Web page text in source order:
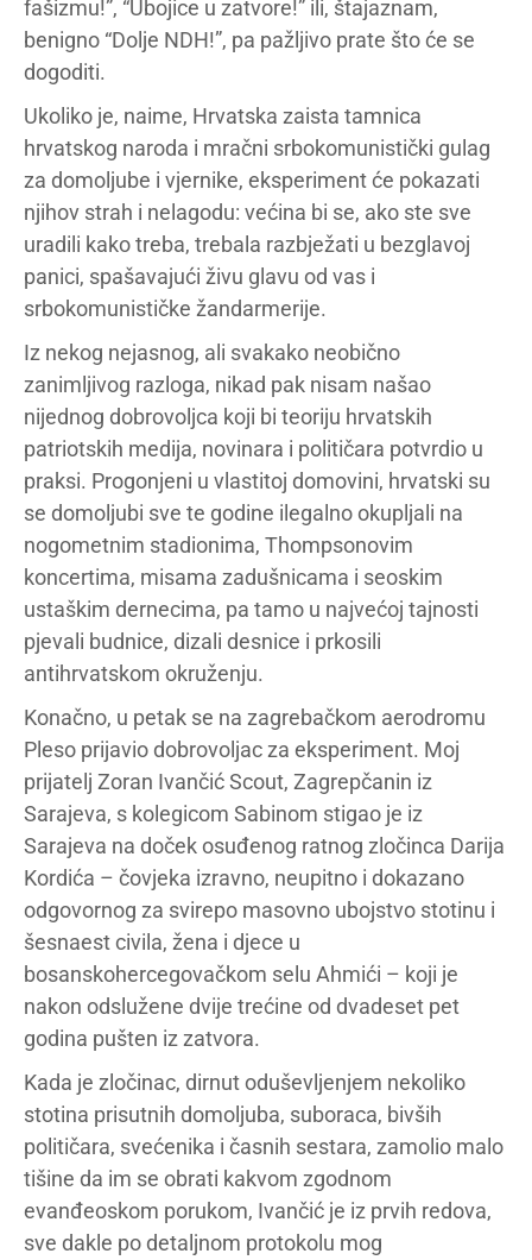
fašizmu!”, “Ubojice u zatvore!” ili, štajaznam,
benigno “Dolje NDH!”, pa pažljivo prate što će se
dogoditi.
Ukoliko je, naime, Hrvatska zaista tamnica
hrvatskog naroda i mračni srbokomunistički gulag
za domoljube i vjernike, eksperiment će pokazati
njihov strah i nelagodu: većina bi se, ako ste sve
uradili kako treba, trebala razbježati u bezglavoj
panici, spašavajući živu glavu od vas i
srbokomunističke žandarmerije.
Iz nekog nejasnog, ali svakako neobično
zanimljivog razloga, nikad pak nisam našao
nijednog dobrovoljca koji bi teoriju hrvatskih
patriotskih medija, novinara i političara potvrdio u
praksi. Progonjeni u vlastitoj domovini, hrvatski su
se domoljubi sve te godine ilegalno okupljali na
nogometnim stadionima, Thompsonovim
koncertima, misama zadušnicama i seoskim
ustaškim dernecima, pa tamo u najvećoj tajnosti
pjevali budnice, dizali desnice i prkosili
antihrvatskom okruženju.
Konačno, u petak se na zagrebačkom aerodromu
Pleso prijavio dobrovoljac za eksperiment. Moj
prijatelj Zoran Ivančić Scout, Zagrepčanin iz
Sarajeva, s kolegicom Sabinom stigao je iz
Sarajeva na doček osuđenog ratnog zločinca Darija
Kordića – čovjeka izravno, neupitno i dokazano
odgovornog za svirepo masovno ubojstvo stotinu i
šesnaest civila, žena i djece u
bosanskohercegovačkom selu Ahmići – koji je
nakon odslužene dvije trećine od dvadeset pet
godina pušten iz zatvora.
Kada je zločinac, dirnut oduševljenjem nekoliko
stotina prisutnih domoljuba, suboraca, bivših
političara, svećenika i časnih sestara, zamolio malo
tišine da im se obrati kakvom zgodnom
evanđeoskom porukom, Ivančić je iz prvih redova,
sve dakle po detaljnom protokolu mog